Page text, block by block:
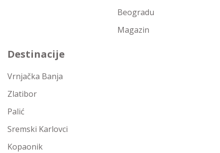
Beogradu
Magazin
Destinacije
Vrnjačka Banja
Zlatibor
Palić
Sremski Karlovci
Kopaonik